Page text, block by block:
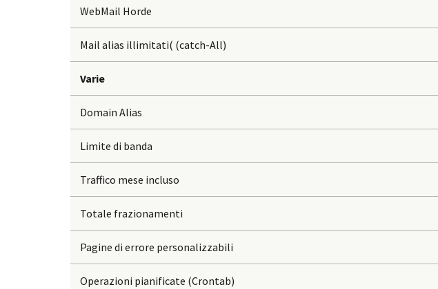
WebMail Horde
Mail alias illimitati( (catch-All)
Varie
Domain Alias
Limite di banda
Traffico mese incluso
Totale frazionamenti
Pagine di errore personalizzabili
Operazioni pianificate (Crontab)